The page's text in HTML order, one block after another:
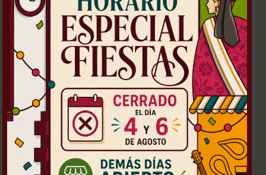
MEDIO POLLO DE CORRAL
TROCEADO
Por piezas-uds:7,50
/ kg
MEDIO POLLO TROCEADO
Por piezas-uds:4,80€
/ kg